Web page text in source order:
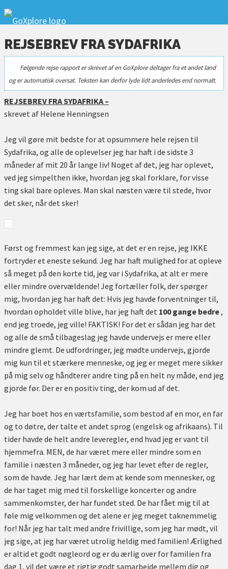
REJSEBREV FRA SYDAFRIKA
Følgende rejse rapport er skrevet af en GoXplore deltager fra et andet land
og er automatisk oversat. Teksten kan derfor lyde lidt anderledes end normalt.
REJSEBREV FRA SYDAFRIKA –
skrevet af Helene Henningsen
Jeg vil gøre mit bedste for at opsummere hele rejsen til
Sydafrika, og alle de oplevelser jeg har haft i de sidste 3
måneder af mit 20 år lange liv! Noget af det, jeg har oplevet,
ved jeg simpelthen ikke, hvordan jeg skal forklare, for visse
ting skal bare opleves. Man skal næsten være til stede, hvor
det sker, når det sker!
Først og fremmest kan jeg sige, at det er en rejse, jeg IKKE
fortryder et eneste sekund. Jeg har haft mulighed for at opleve
så meget på den korte tid, jeg var i Sydafrika, at alt er mere
eller mindre overvældende! Jeg fortæller folk, der spørger
mig, hvordan jeg har haft det: Hvis jeg havde forventninger til,
hvordan opholdet ville blive, har jeg haft det 100 gange bedre,
end jeg troede, jeg ville! FAKTISK! For det er sådan jeg har det
og alle de små tilbageslag jeg havde undervejs er mere eller
mindre glemt. De udfordringer, jeg mødte undervejs, gjorde
mig kun til et stærkere menneske, og jeg er meget mere sikker
på mig selv og håndterer andre ting på en helt ny måde, end jeg
gjorde før. Der er en positiv ting, der kom ud af det.
Jeg har boet hos en værtsfamilie, som bestod af en mor, en far
og to døtre, der talte et andet sprog (engelsk og afrikaans). Til
tider havde de helt andre leveregler, end hvad jeg er vant til
hjemmefra. MEN, de har været mere eller mindre som en
familie i næsten 3 måneder, og jeg har levet efter de regler,
som de havde. Jeg har lært dem at kende som mennesker, og
de har taget mig med til forskellige koncerter og andre
sammenkomster, der har fundet sted. De har fået mig til at
føle mig velkommen og det alene er jeg meget taknemmelig
for! Når jeg har talt med andre frivillige, som jeg har mødt, vil
jeg sige, at jeg har været utrolig heldig med familien! Ærlighed
er altid et godt nøgleord og er du ærlig over for familien fra
dag 1, vil det være et rigtig godt samarbejde mellem dig og